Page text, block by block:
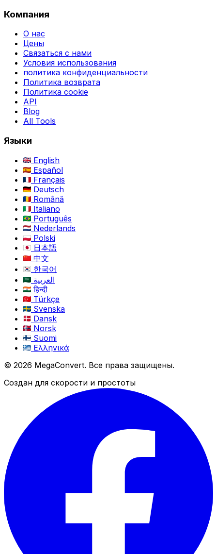
Компания
О нас
Цены
Связаться с нами
Условия использования
политика конфиденциальности
Политика возврата
Политика cookie
API
Blog
All Tools
Языки
English
Español
Français
Deutsch
Română
Italiano
Português
Nederlands
Polski
日本語
中文
한국어
العربية
हिन्दी
Türkçe
Svenska
Dansk
Norsk
Suomi
Ελληνικά
© 2026 MegaConvert. Все права защищены.
Создан для скорости и простоты